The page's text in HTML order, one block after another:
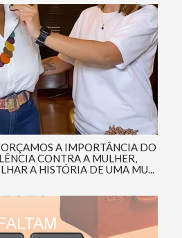
A IMPORTÂNCIA DO
CONTRA A MULHER,
A HISTÓRIA DE UMA MU...